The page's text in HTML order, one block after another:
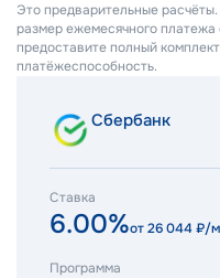
Это предварительные
размер ежемесячного платежа
предоставите полный
платёжеспособность.
Сбербанк
Ставка
6.00%от26 044₽/
Программа